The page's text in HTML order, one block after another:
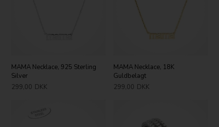
MAMA Necklace, 925 Sterling
Silver
299,00 DKK
MAMA Necklace, 18K
Guldbelagt
299,00 DKK